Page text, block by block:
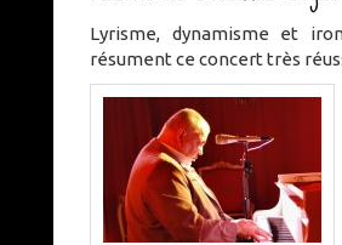
Lyrisme, dynamisme et
résument ce concert très